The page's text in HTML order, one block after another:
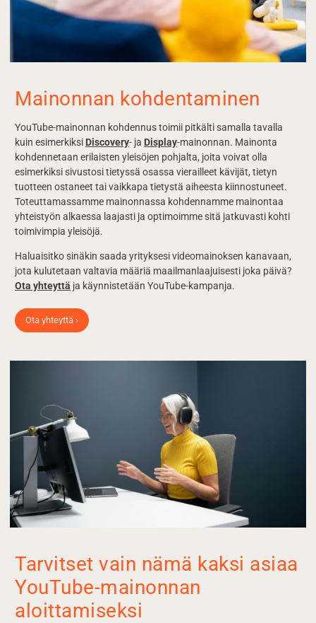
Mainonnan kohdentaminen
YouTube-mainonnan kohdennus toimii pitkälti samalla tavalla
kuin esimerkiksi Discovery- ja Display-mainonnan. Mainonta
kohdennetaan erilaisten yleisöjen pohjalta, joita voivat olla
esimerkiksi sivustosi tietyssä osassa vierailleet kävijät, tietyn
tuotteen ostaneet tai vaikkapa tietystä aiheesta kiinnostuneet.
Toteuttamassamme mainonnassa kohdennamme mainontaa
yhteistyön alkaessa laajasti ja optimoimme sitä jatkuvasti kohti
toimivimpia yleisöjä.
Haluaisitko sinäkin saada yrityksesi videomainoksen kanavaan,
jota kulutetaan valtavia määriä maailmanlaajuisesti joka päivä?
Ota yhteyttä ja käynnistetään YouTube-kampanja.
Ota yhteyttä ›
Tarvitset vain nämä kaksi asiaa
YouTube-mainonnan
aloittamiseksi